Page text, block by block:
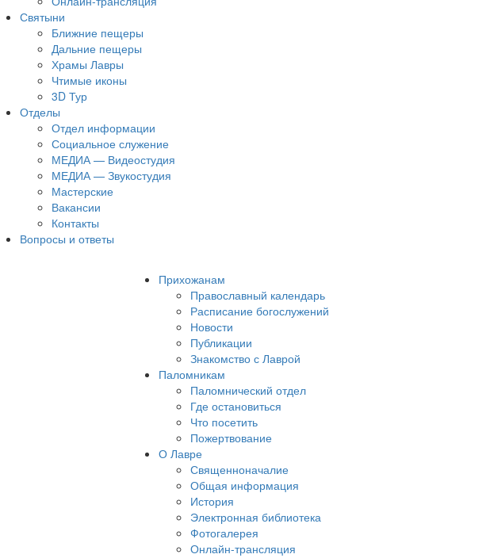
Святыни
Ближние пещеры
Дальние пещеры
Храмы Лавры
Чтимые иконы
3D Тур
Отделы
Отдел информации
Социальное служение
МЕДИА — Видеостудия
МЕДИА — Звукостудия
Мастерские
Вакансии
Контакты
Вопросы и ответы
Прихожанам
Православный календарь
Расписание богослужений
Новости
Публикации
Знакомство с Лаврой
Паломникам
Паломнический отдел
Где остановиться
Что посетить
Пожертвование
О Лавре
Священноначалие
Общая информация
История
Электронная библиотека
Фотогалерея
Онлайн-трансляция